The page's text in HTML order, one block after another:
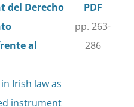
del Derecho
al
Irish law as
instrument
PDF
pp. 263-
286